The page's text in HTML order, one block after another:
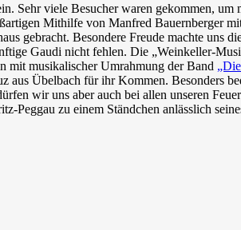
Sehr viele Besucher waren gekommen, um
Mithilfe von Manfred Bauernberger
gebracht. Besondere Freude machte uns
Gaudi nicht fehlen. Die „Weinkeller-
mit musikalischer Umrahmung der Band
aus Übelbach für ihr Kommen. Besonders
wir uns aber auch bei allen unseren
Peggau zu einem Ständchen anlässlich